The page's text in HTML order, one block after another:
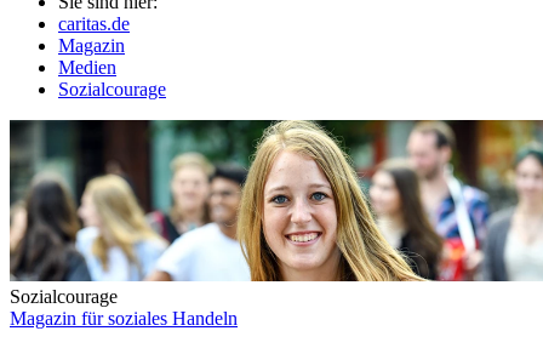
caritas.de
Magazin
Medien
Sozialcourage
Sozialcourage
Magazin für soziales Handeln